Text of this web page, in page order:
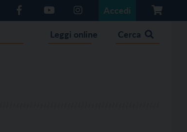
Accedi
Leggi online Cerca